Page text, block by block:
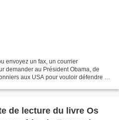
envoyez un fax, un courrier
demander au Président Obama, de
aux USA pour vouloir défendre la
de lecture du livre Os